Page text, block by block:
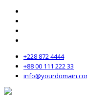
+228 872 4444
+88 00 111 222 33